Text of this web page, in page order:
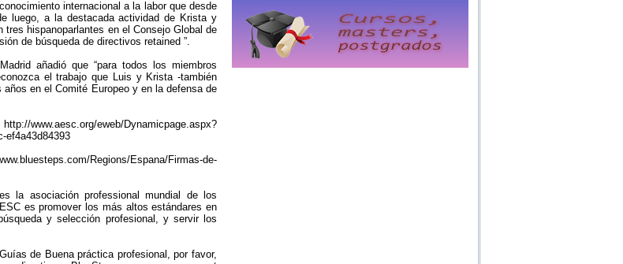
internacional a la labor que desde
luego, a la destacada actividad de Krista y
hispanoparlantes en el Consejo Global de
de búsqueda de directivos retained ”.
añadió que “para todos los miembros
el trabajo que Luis y Krista -también
en el Comité Europeo y en la defensa de
eweb/Dynamicpage.aspx?
ef4a43d84393
Regions/Espana/Firmas-de-
la asociación professional mundial de los
es promover los más altos estándares en
y selección profesional, y servir los
de Buena práctica profesional, por favor,